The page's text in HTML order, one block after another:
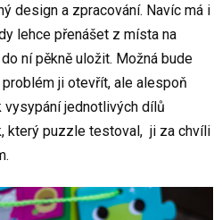
design a zpracování. Navíc má i
lehce přenášet z místa na
ní pěkně uložit. Možná bude
ji otevřít, ale alespoň
vysypání jednotlivých dílů
který puzzle testoval, ji za chvíli